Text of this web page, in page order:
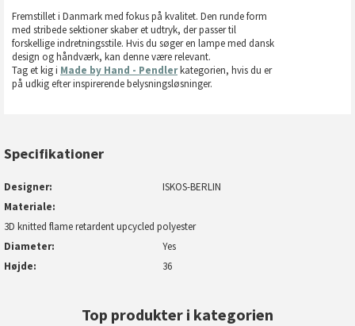
Fremstillet i Danmark med fokus på kvalitet. Den runde form
med stribede sektioner skaber et udtryk, der passer til
forskellige indretningsstile. Hvis du søger en lampe med dansk
design og håndværk, kan denne være relevant.
Tag et kig i Made by Hand - Pendlerkategorien, hvis du er
på udkig efter inspirerende belysningsløsninger.
Specifikationer
Designer
ISKOS-BERLIN
Materiale
3D knitted flame retardent upcycled polyester
Diameter
Yes
Højde
36
Top produkter i kategorien